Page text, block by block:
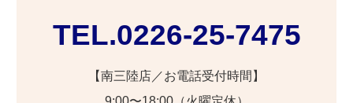
TEL.0226-25-7475
【南三陸店／お電話受付時間】